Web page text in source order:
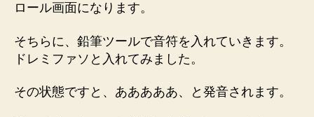
ロール画面になります。
そちらに、鉛筆ツールで音符を入れていきます。
ドレミファソと入れてみました。
その状態ですと、あああああ、と発音されます。